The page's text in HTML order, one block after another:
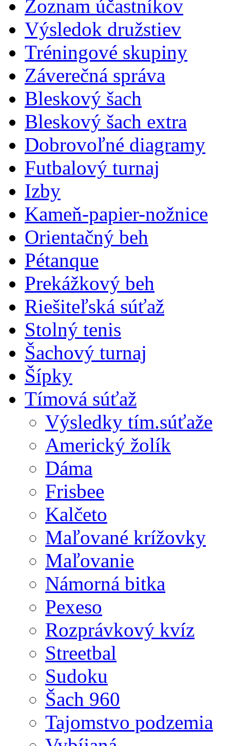
Zoznam účastníkov
Výsledok družstiev
Tréningové skupiny
Záverečná správa
Bleskový šach
Bleskový šach extra
Dobrovoľné diagramy
Futbalový turnaj
Izby
Kameň-papier-nožnice
Orientačný beh
Pétanque
Prekážkový beh
Riešiteľská súťaž
Stolný tenis
Šachový turnaj
Šípky
Tímová súťaž
Výsledky tím.súťaže
Americký žolík
Dáma
Frisbee
Kalčeto
Maľované krížovky
Maľovanie
Námorná bitka
Pexeso
Rozprávkový kvíz
Streetbal
Sudoku
Šach 960
Tajomstvo podzemia